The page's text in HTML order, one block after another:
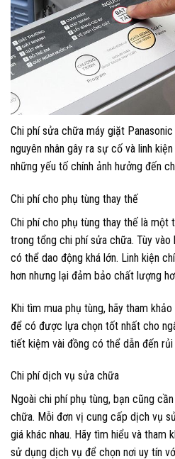
Chi phí sửa chữa máy giặt
nguyên nhân gây ra sự cố và linh
những yếu tố chính ảnh hưởng đến
Chi phí cho phụ tùng thay thế
Chi phí cho phụ tùng thay thế là một
trong tổng chi phí sửa chữa. Tùy vào
có thể dao động khá lớn. Linh kiện
hơn nhưng lại đảm bảo chất lượng
Khi tìm mua phụ tùng, hãy tham
để có được lựa chọn tốt nhất cho
tiết kiệm vài đồng có thể dẫn đến
Chi phí dịch vụ sửa chữa
Ngoài chi phí phụ tùng, bạn cũng
chữa. Mỗi đơn vị cung cấp dịch vụ
giá khác nhau. Hãy tìm hiểu và tham
sử dụng dịch vụ để chọn nơi uy tín